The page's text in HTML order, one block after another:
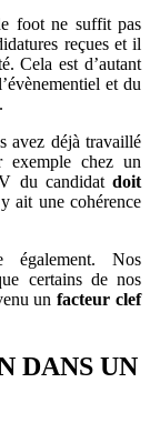
foot ne suffit pas
reçues et il
Cela est d’autant
et du
avez déjà travaillé
exemple chez un
du candidat doit
ait une cohérence
également. Nos
certains de nos
unfacteur clef
DANS UN